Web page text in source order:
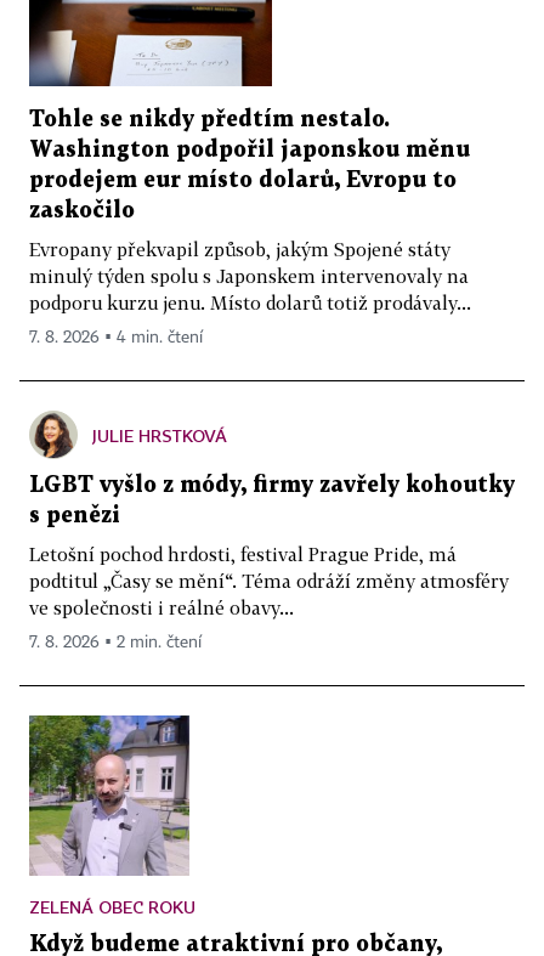
Tohle se nikdy předtím nestalo.
Washington podpořil japonskou měnu
prodejem eur místo dolarů, Evropu to
zaskočilo
Evropany překvapil způsob, jakým Spojené státy
minulý týden spolu s Japonskem intervenovaly na
podporu kurzu jenu. Místo dolarů totiž prodávaly...
7. 8. 2026 ▪ 4 min. čtení
JULIE HRSTKOVÁ
LGBT vyšlo z módy, firmy zavřely kohoutky
s penězi
Letošní pochod hrdosti, festival Prague Pride, má
podtitul „Časy se mění“. Téma odráží změny atmosféry
ve společnosti i reálné obavy...
7. 8. 2026 ▪ 2 min. čtení
ZELENÁ OBEC ROKU
Když budeme atraktivní pro občany,